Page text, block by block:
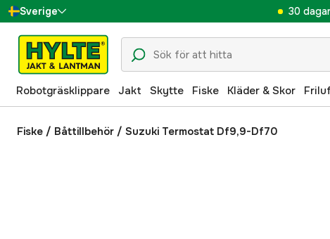
Sverige
Danmark
Suomi
Norge
Deutschland
30
Robotgräsklippare Jakt Skytte Fiske Kläder & Skor
Fiske / Båttillbehör / Suzuki Termostat Df9,9-Df70